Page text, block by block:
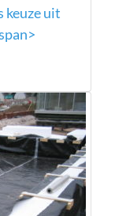
keuze uit